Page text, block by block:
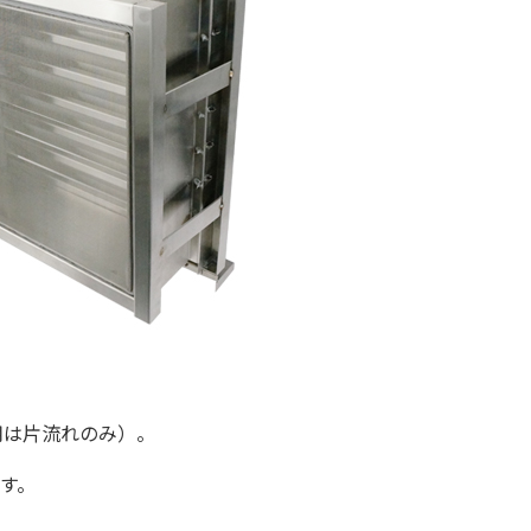
片流れのみ）。
。